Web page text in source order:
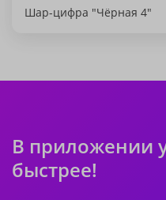
Шар-цифра "Чёрная 4"
В приложении
быстрее!